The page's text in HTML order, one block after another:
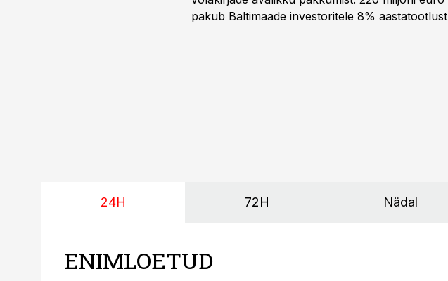
pakub Baltimaade investoritele 8%
24H 72H Nädal
ENIMLOETUD